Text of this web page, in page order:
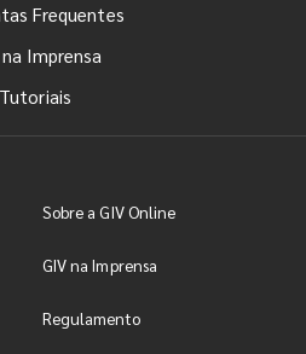
Frequentes
Imprensa
Tutoriais
Sobre a GIV Online
GIV na Imprensa
Regulamento